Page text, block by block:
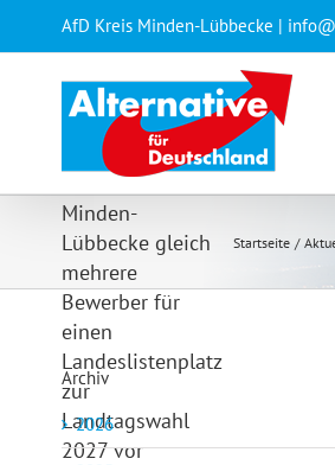
springen
AfD Kreis Minden-Lübbecke |
Am vergangenen
sich auf dem
Kreisstammtisch
des AfD
Kreisverbandes
Minden-
Lübbecke gleich
mehrere
Bewerber für
einen
Landeslistenplatz
zur
Landtagswahl
2027 vor
Startseite
Archiv
2026